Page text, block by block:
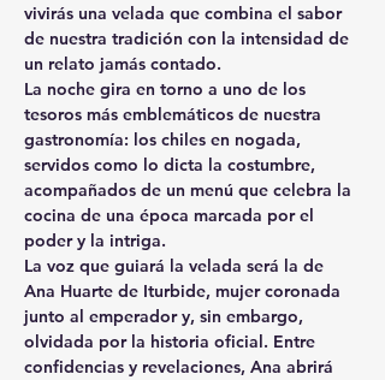
vivirás una velada que combina el sabor
de nuestra tradición con la intensidad de
un relato jamás contado.
La noche gira en torno a uno de los
tesoros más emblemáticos de nuestra
gastronomía: los chiles en nogada,
servidos como lo dicta la costumbre,
acompañados de un menú que celebra la
cocina de una época marcada por el
poder y la intriga.
La voz que guiará la velada será la de
Ana Huarte de Iturbide, mujer coronada
junto al emperador y, sin embargo,
olvidada por la historia oficial. Entre
confidencias y revelaciones, Ana abrirá